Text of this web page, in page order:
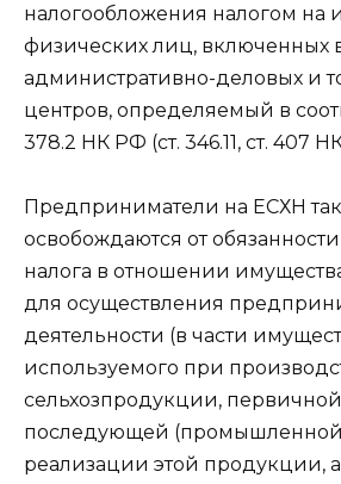
налогообложения налогом на
физических лиц, включенных
административно-деловых и
центров, определяемый в
378.2 НК РФ (ст. 346.11, ст. 407
Предприниматели на ЕСХН
освобождаются от
налога в отношении
для осуществления
деятельности (в части
используемого при
сельхозпродукции,
последующей
реализации этой продукции,